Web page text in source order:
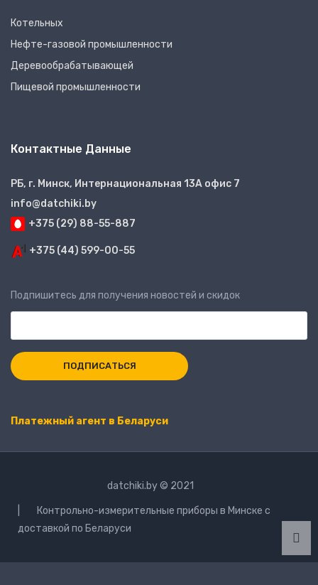
Котельных
Нефте-газовой промышленности
Деревообрабатывающей
Пищевой промышленности
Контактные Данные
РБ, г. Минск, Интернациональная 13А офис 7
info@datchiki.by
+375 (29) 88-55-887
+375 (44) 599-00-55
Подпишитесь для получения новостей и скидок
Платежный агент в Беларуси
datchiki.by © 2021
| Контрольно-измерительные приборы в Минске с
доставкой по Беларуси